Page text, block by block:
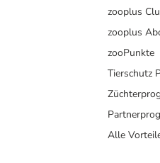
zooplus
zooplus
zooPunkte
Tierschutz
Alle